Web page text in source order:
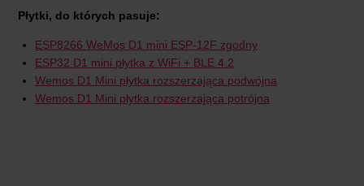
Płytki, do których pasuje:
ESP8266 WeMos D1 mini ESP-12F zgodny
ESP32 D1 mini płytka z WiFi + BLE 4.2
Wemos D1 Mini płytka rozszerzająca podwójna
Wemos D1 Mini płytka rozszerzająca potrójna